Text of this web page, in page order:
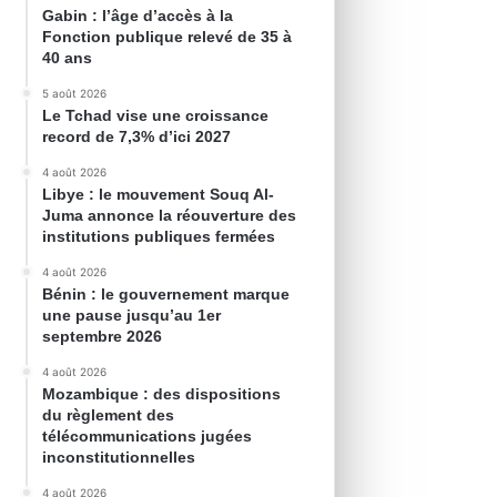
Gabin : l’âge d’accès à la
Fonction publique relevé de 35 à
40 ans
5 août 2026
Le Tchad vise une croissance
record de 7,3% d’ici 2027
4 août 2026
Libye : le mouvement Souq Al-
Juma annonce la réouverture des
institutions publiques fermées
4 août 2026
Bénin : le gouvernement marque
une pause jusqu’au 1er
septembre 2026
4 août 2026
Mozambique : des dispositions
du règlement des
télécommunications jugées
inconstitutionnelles
4 août 2026